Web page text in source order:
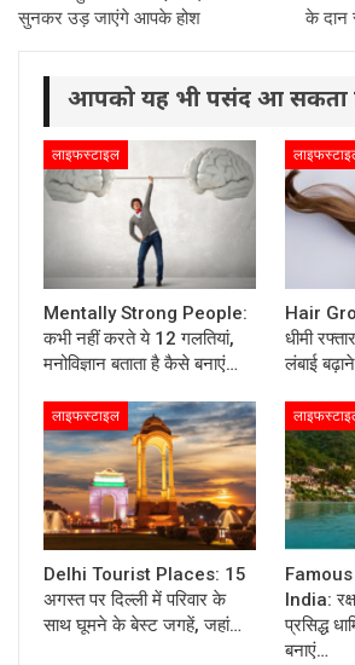
सुनकर उड़ जाएंगे आपके होश
के दान
आपको यह भी पसंद आ सकता
लाइफस्टाइल
Mentally Strong People:
कभी नहीं करते ये 12 गलतियां,
मनोविज्ञान बताता है कैसे बनाएं…
Hair
धीमी
लंबाई
लाइफस्टाइल
Delhi Tourist Places: 15
अगस्त पर दिल्ली में परिवार के
साथ घूमने के बेस्ट जगहें, जहां…
India:
प्रसिद्ध
बनाएं…